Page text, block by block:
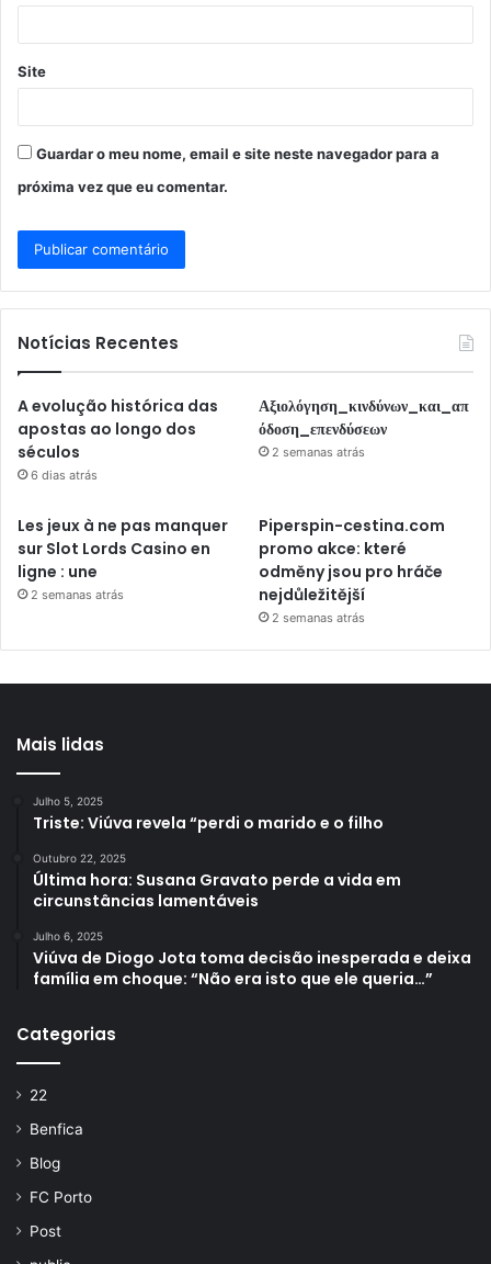
*
Site
Guardar o meu nome, email e site neste navegador para a
próxima vez que eu comentar.
Notícias Recentes
A evolução histórica das
apostas ao longo dos
séculos
6 dias atrás
Αξιολόγηση_κινδύνων_και_απ
όδοση_επενδύσεων
2 semanas atrás
Les jeux à ne pas manquer
sur Slot Lords Casino en
ligne : une
2 semanas atrás
Piperspin-cestina.com
promo akce: které
odměny jsou pro hráče
nejdůležitější
2 semanas atrás
Mais lidas
Julho 5, 2025
Triste: Viúva revela “perdi o marido e o filho
Outubro 22, 2025
Última hora: Susana Gravato perde a vida em
circunstâncias lamentáveis
Julho 6, 2025
Viúva de Diogo Jota toma decisão inesperada e deixa
família em choque: “Não era isto que ele queria…”
Categorias
22
Benfica
Blog
FC Porto
Post